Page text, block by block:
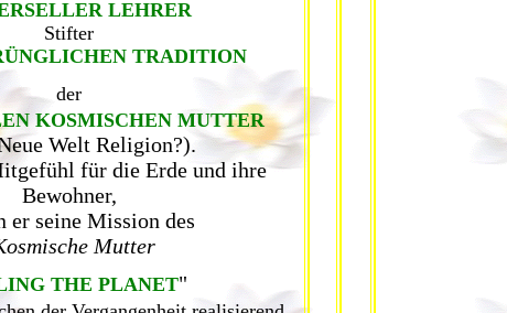
LEHRER
Stifter
TRADITION
der
KOSMISCHEN MUTTER
Welt Religion?).
für die Erde und ihre
Bewohner,
er seine Mission des
Mutter
THE PLANET"